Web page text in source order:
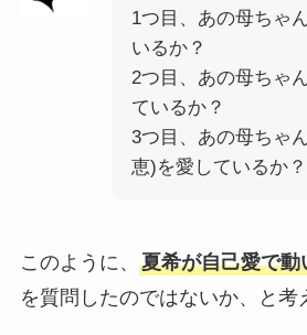
1つ目、あの母ちゃ
いるか？
2つ目、あの母ちゃ
ているか？
3つ目、あの母ちゃ
恵)を愛しているか？
このように、 夏希が自己愛で
を質問したのではないか、と考